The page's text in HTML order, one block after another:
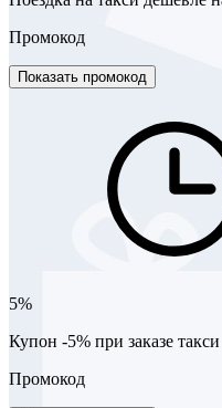
Промокод
Показать промокод
5%
Купон -5% при заказе такси
Промокод